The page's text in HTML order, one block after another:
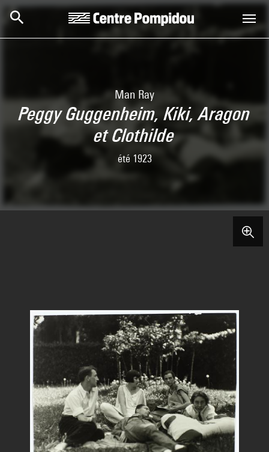
Skip to main content
Centre Pompidou
Man Ray
Peggy Guggenheim, Kiki, Aragon
et Clothilde
été 1923